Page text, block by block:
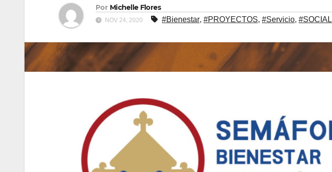
Por Michelle Flores
NOV 24, 2020 #Bienestar, #PROYECTOS, #Servicio, #SOCIAL